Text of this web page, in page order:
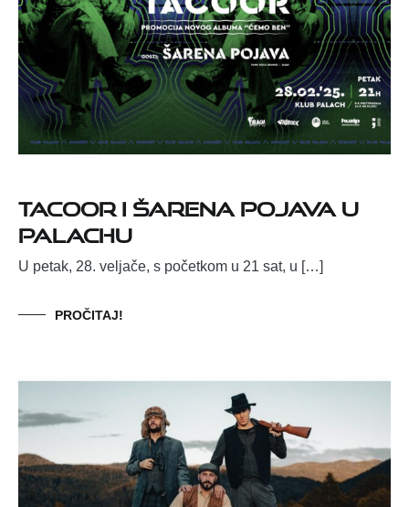
Tacoor i Šarena Pojava u
Palachu
U petak, 28. veljače, s početkom u 21 sat, u […]
PROČITAJ!